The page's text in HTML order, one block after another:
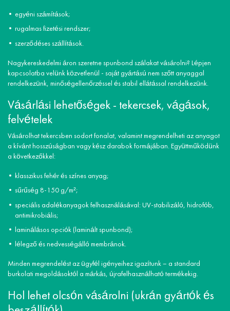
egyéni számítások;
rugalmas fizetési rendszer;
szerződéses szállítások.
Nagykereskedelmi áron szeretne spunbond szálakat vásárolni? Lépjen
kapcsolatba velünk közvetlenül - saját gyártású nem szőtt anyaggal
rendelkezünk, minőségellenőrzéssel és stabil ellátással rendelkezünk.
Vásárlási lehetőségek - tekercsek, vágások,
felvételek
Vásárolhat tekercsben sodort fonalat, valamint megrendelheti az anyagot
a kívánt hosszúságban vagy kész darabok formájában. Együttműködünk
a következőkkel:
klasszikus fehér és színes anyag;
sűrűség 8-150 g/m²;
speciális adalékanyagok felhasználásával: UV-stabilizáló, hidrofób,
antimikrobiális;
laminálásos opciók (laminált spunbond);
lélegző és nedvességálló membránok.
Minden megrendelést az ügyfél igényeihez igazítunk – a standard
burkolati megoldásoktól a márkás, újrafelhasználható termékekig.
Hol lehet olcsón vásárolni (ukrán gyártók és